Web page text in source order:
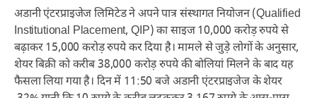
अडानी एंटरप्राइजेज लिमिटेड ने अपने पात्र संस्थागत नियोजन (Qualified
Institutional Placement, QIP) का साइज 10,000 करोड़ रुपये से
बढ़ाकर 15,000 करोड़ रुपये कर दिया है। मामले से जुड़े लोगों के अनुसार,
शेयर बिक्री को करीब 38,000 करोड़ रुपये की बोलियां मिलने के बाद यह
फैसला लिया गया है। दिन में 11:50 बजे अडानी एंटरप्राइजेज के शेयर